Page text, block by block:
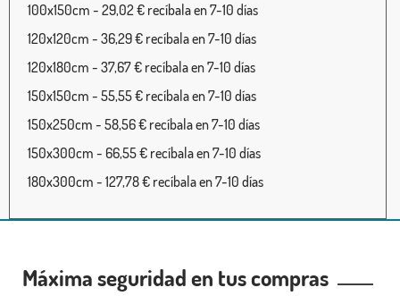
100x150cm - 29,02 € recíbala en 7-10 días
120x120cm - 36,29 € recíbala en 7-10 días
120x180cm - 37,67 € recíbala en 7-10 días
150x150cm - 55,55 € recíbala en 7-10 días
150x250cm - 58,56 € recíbala en 7-10 días
150x300cm - 66,55 € recíbala en 7-10 días
180x300cm - 127,78 € recíbala en 7-10 días
Máxima seguridad en tus compras